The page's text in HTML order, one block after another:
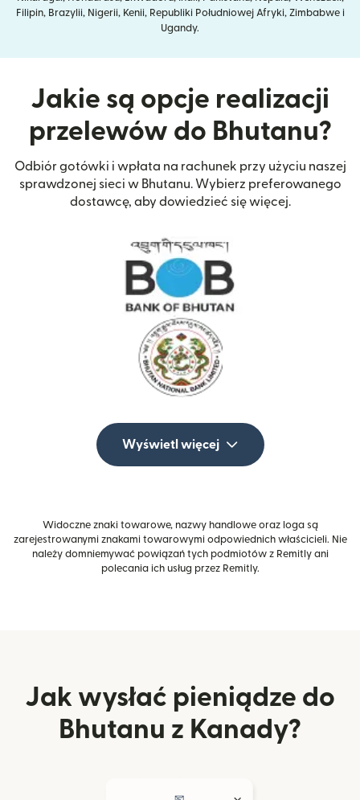
Filipin, Brazylii, Nigerii, Kenii, Republiki Południowej Afryki, Zimbabwe i
Ugandy.
Jakie są opcje realizacji
przelewów do Bhutanu?
Odbiór gotówki i wpłata na rachunek przy użyciu naszej
sprawdzonej sieci w Bhutanu. Wybierz preferowanego
dostawcę, aby dowiedzieć się więcej.
Wyświetl więcej
Widoczne znaki towarowe, nazwy handlowe oraz loga są
zarejestrowanymi znakami towarowymi odpowiednich właścicieli. Nie
należy domniemywać powiązań tych podmiotów z Remitly ani
polecania ich usług przez Remitly.
Jak wysłać pieniądze do
Bhutanu z Kanady?